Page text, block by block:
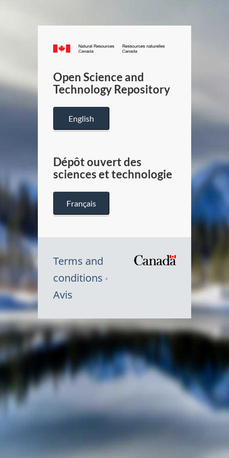
Canada.ca
/
Canada
Open Science and
Technology Repository
English
Dépôt ouvert des
sciences et technologie
Français
Terms and
conditions
Avis
Symbole
du
Canada